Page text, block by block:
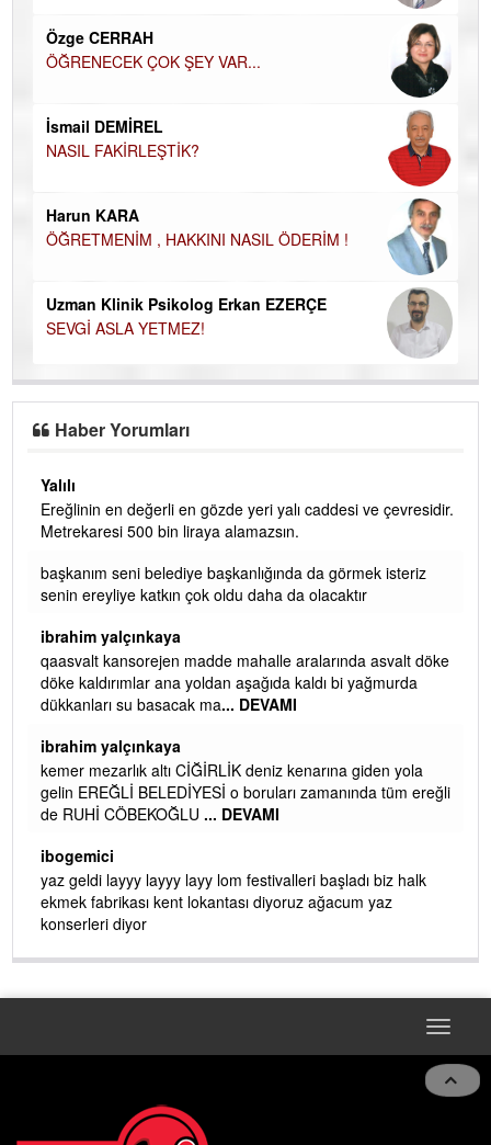
Özge CERRAH
ÖĞRENECEK ÇOK ŞEY VAR...
İsmail DEMİREL
NASIL FAKİRLEŞTİK?
Harun KARA
ÖĞRETMENİM , HAKKINI NASIL ÖDERİM !
Uzman Klinik Psikolog Erkan EZERÇE
SEVGİ ASLA YETMEZ!
Haber Yorumları
Yalılı
Ereğlinin en değerli en gözde yeri yalı caddesi ve çevresidir.
Metrekaresi 500 bin liraya alamazsın.
başkanım seni belediye başkanlığında da görmek isteriz
senin ereyliye katkın çok oldu daha da olacaktır
ibrahim yalçınkaya
qaasvalt kansorejen madde mahalle aralarında asvalt döke
döke kaldırımlar ana yoldan aşağıda kaldı bi yağmurda
dükkanları su basacak ma... DEVAMI
ibrahim yalçınkaya
kemer mezarlık altı CİĞİRLİK deniz kenarına giden yola
gelin EREĞLİ BELEDİYESİ o boruları zamanında tüm ereğli
de RUHİ CÖBEKOĞLU ... DEVAMI
ibogemici
yaz geldi layyy layyy layy lom festivalleri başladı biz halk
ekmek fabrikası kent lokantası diyoruz ağacum yaz
konserleri diyor
Toggle